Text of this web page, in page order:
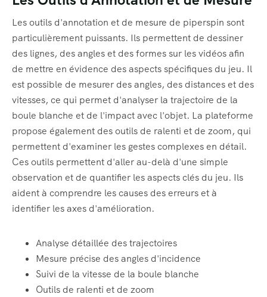
Les outils d'annotation et de mesure de piperspin sont
particulièrement puissants. Ils permettent de dessiner
des lignes, des angles et des formes sur les vidéos afin
de mettre en évidence des aspects spécifiques du jeu. Il
est possible de mesurer des angles, des distances et des
vitesses, ce qui permet d'analyser la trajectoire de la
boule blanche et de l'impact avec l'objet. La plateforme
propose également des outils de ralenti et de zoom, qui
permettent d'examiner les gestes complexes en détail.
Ces outils permettent d'aller au-delà d'une simple
observation et de quantifier les aspects clés du jeu. Ils
aident à comprendre les causes des erreurs et à
identifier les axes d'amélioration.
Analyse détaillée des trajectoires
Mesure précise des angles d'incidence
Suivi de la vitesse de la boule blanche
Outils de ralenti et de zoom